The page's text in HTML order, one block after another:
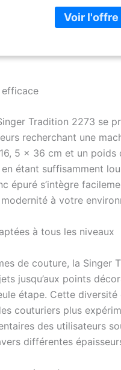
efficace
Tradition 2273 se
recherchant une
5 x 36 cm et un poids
étant suffisamment
épuré s’intègre
à votre
à tous les niveaux
de couture, la Singer
jusqu’aux points
étape. Cette
couturiers plus
des utilisateurs
différentes